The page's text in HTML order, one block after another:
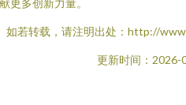
更多创新力量。
如若转载，请注明出处：http://
更新时间：2026-